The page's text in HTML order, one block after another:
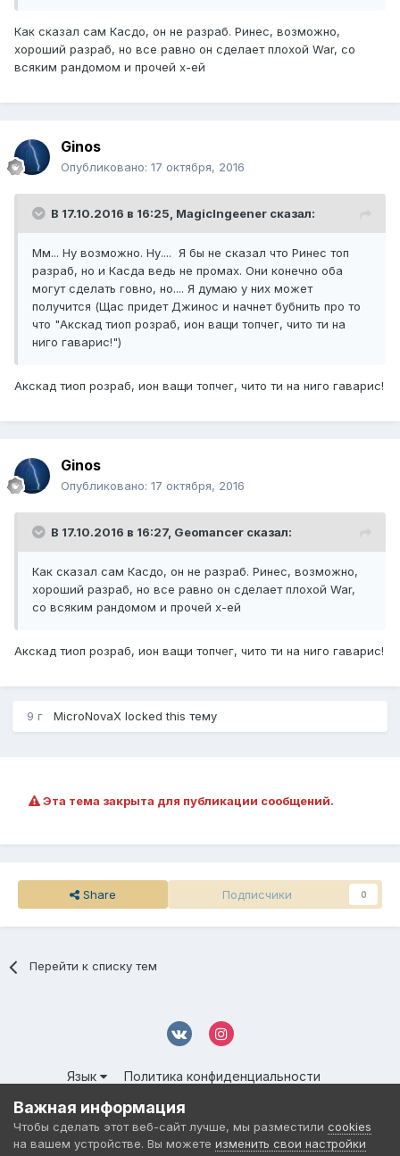
Как сказал сам Касдо, он не разраб. Ринес, возможно,
хороший разраб, но все равно он сделает плохой War, со
всяким рандомом и прочей х-ей
Ginos
Опубликовано: 17 октября, 2016
В 17.10.2016 в 16:25, MagicIngeener сказал:
Мм... Ну возможно. Ну.... Я бы не сказал что Ринес топ
разраб, но и Касда ведь не промах. Они конечно оба
могут сделать говно, но.... Я думаю у них может
получится (Щас придет Джинос и начнет бубнить про то
что "Акскад тиоп розраб, ион ващи топчег, чито ти на
ниго гаварис!")
Акскад тиоп розраб, ион ващи топчег, чито ти на ниго гаварис!
Ginos
Опубликовано: 17 октября, 2016
В 17.10.2016 в 16:27, Geomancer сказал:
Как сказал сам Касдо, он не разраб. Ринес, возможно,
хороший разраб, но все равно он сделает плохой War,
со всяким рандомом и прочей х-ей
Акскад тиоп розраб, ион ващи топчег, чито ти на ниго гаварис!
9 г MicroNovaX locked this тему
Эта тема закрыта для публикации сообщений.
Share Подписчики 0
Перейти к списку тем
Язык
Политика конфиденциальности
© 2016-2026 DMS NETWORK | All Rights Reserved.
Powered by Invision Community
Важная информация
Чтобы сделать этот веб-сайт лучше, мы разместили cookies
на вашем устройстве. Вы можете изменить свои настройки